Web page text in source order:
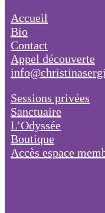
Accueil
Bio
Contact
Appel découverte
Sessions privées
Sanctuaire
L’Odyssée
Boutique
Accès espace